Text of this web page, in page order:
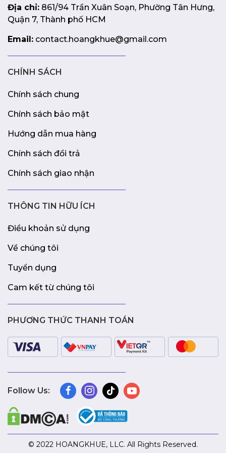
Địa chỉ: 861/94 Trần Xuân Soạn, Phường Tân Hưng,
Quận 7, Thành phố HCM
Email: contact.hoangkhue@gmail.com
CHÍNH SÁCH
Chính sách chung
Chính sách bảo mật
Hướng dẫn mua hàng
Chính sách đổi trả
Chính sách giao nhận
THÔNG TIN HỮU ÍCH
Điều khoản sử dụng
Về chúng tôi
Tuyển dụng
Cam kết từ chúng tôi
PHƯƠNG THỨC THANH TOÁN
Follow Us:
© 2022 HOANGKHUE, LLC. All Rights Reserved.